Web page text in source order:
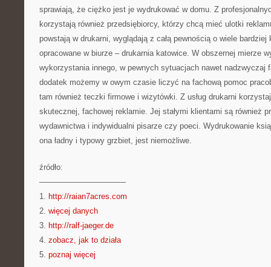
sprawiają, że ciężko jest je wydrukować w domu. Z
korzystają również przedsiębiorcy, którzy chcą mieć ulotki
powstają w drukarni, wyglądają z całą pewnością o wiele
opracowane w biurze – drukarnia katowice. W obszernej mierze
wykorzystania innego, w pewnych sytuacjach nawet nadzwyczaj
dodatek możemy w owym czasie liczyć na fachową pomoc
tam również teczki firmowe i wizytówki. Z usług drukarni
skutecznej, fachowej reklamie. Jej stałymi klientami są również
wydawnictwa i indywidualni pisarze czy poeci. Wydrukowanie
ona ładny i typowy grzbiet, jest niemożliwe.
źródło:
———————————
1. http://raian7acres.com
2. więcej danych
3. http://ralf-jaeger.de
4. zobacz, jak to działa
5. poznaj więcej